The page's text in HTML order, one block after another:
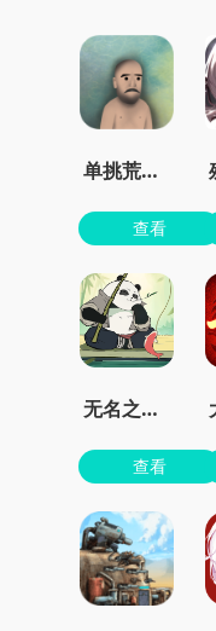
单挑荒野中文版
查看
无名之辈手游官方版
查看